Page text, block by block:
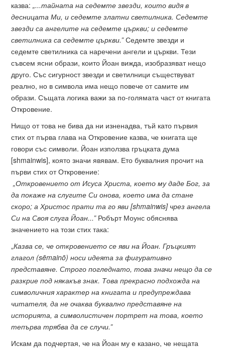
казва:„...тайната на седемте звезди, които видя в
десницата Ми, и седемте златни светилника. Седемте
звезди са ангелите на седемте църкви; и седемте
светилника са седемте църкви.”Седемте звезди и
седемте светилника са наречени ангели и църкви. Тези
съвсем ясни образи, които Йоан вижда, изобразяват нещо
друго. Със сигурност звезди и светилници съществуват
реално, но в символа има нещо повече от самите им
образи. Същата логика важи за по-голямата част от книгата
Откровение.
Нищо от това не бива да ни изненадва, тъй като първия
стих от първа глава на Откровение казва, че книгата ще
говори със символи. Йоан използва гръцката дума
[shmainwis], която значи явявам. Ето буквалния прочит на
първи стих от Откровение:
„Откровението от Исуса Христа, което му даде Бог, за
да покаже на слугите Си онова, което има да стане
скоро; а Христос прати та го яви [shmainwis] чрез ангела
Си на Своя слуга Йоан...”Робърт Моунс обяснява
значението на този стих така:
„Казва се, че откровението се яви на Йоан. Гръцкият
глагол (sēmainō) носи идеята за фигуративно
представяне. Строго погледнато, това значи нещо да се
разкрие под някакъв знак. Това прекрасно подхожда на
символичния характер на книгата и предупреждава
читателя, да не очаква буквално представяне на
историята, а символистичен портрет на това, което
тепърва трябва да се случи.”
Искам да подчертая, че на Йоан му е казано, че нещата